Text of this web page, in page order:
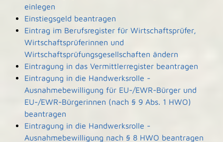
einlegen
Einstiegsgeld beantragen
Eintrag im Berufsregister für Wirtschaftsprüfer,
Wirtschaftsprüferinnen und
Wirtschaftsprüfungsgesellschaften ändern
Eintragung in das Vermittlerregister beantragen
Eintragung in die Handwerksrolle -
Ausnahmebewilligung für EU-/EWR-Bürger und
EU-/EWR-Bürgerinnen (nach § 9 Abs. 1 HWO)
beantragen
Eintragung in die Handwerksrolle -
Ausnahmebewilligung nach § 8 HWO beantragen